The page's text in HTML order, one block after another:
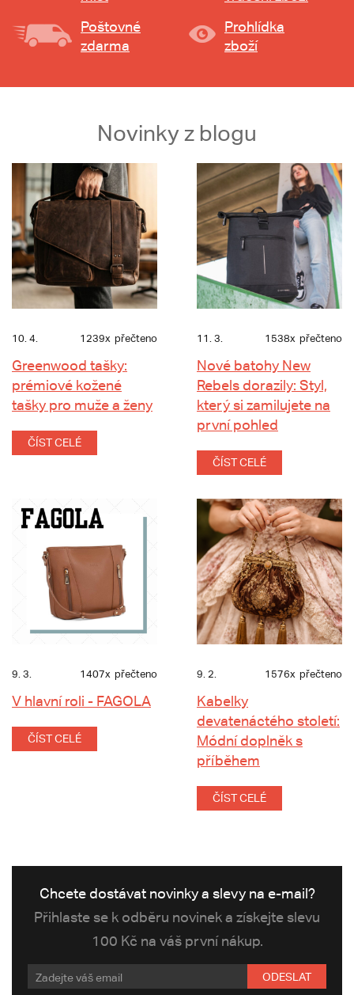
Poštovné
zdarma
Prohlídka
zboží
Novinky z blogu
10. 4. 1239x přečteno
Greenwood tašky:
prémiové kožené
tašky pro muže a ženy
ČÍST CELÉ
11. 3. 1538x přečteno
Nové batohy New
Rebels dorazily: Styl,
který si zamilujete na
první pohled
ČÍST CELÉ
9. 3. 1407x přečteno
V hlavní roli - FAGOLA
ČÍST CELÉ
9. 2. 1576x přečteno
Kabelky
devatenáctého století:
Módní doplněk s
příběhem
ČÍST CELÉ
Chcete dostávat novinky a slevy na e-mail?
Přihlaste se k odběru novinek a získejte slevu
100 Kč na váš první nákup.
ODESLAT